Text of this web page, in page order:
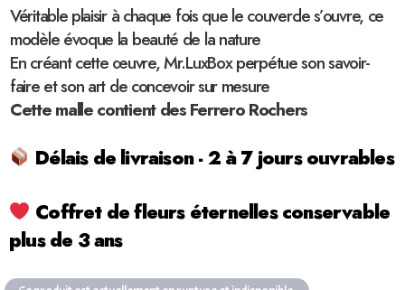
Véritable plaisir à chaque fois que le couvercle s’ouvre, ce
modèle évoque la beauté de la nature
En créant cette œuvre, Mr.LuxBox perpétue son savoir-
faire et son art de concevoir sur mesure
Cette malle contient des Ferrero Rochers
Délais de livraison - 2 à 7 jours ouvrables
Coffret de fleurs éternelles conservable
plus de 3 ans